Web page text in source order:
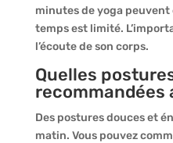
minutes de yoga
temps est limité.
l’écoute de son corps.
Quelles
recommandées
Des postures douces et
matin. Vous pouvez